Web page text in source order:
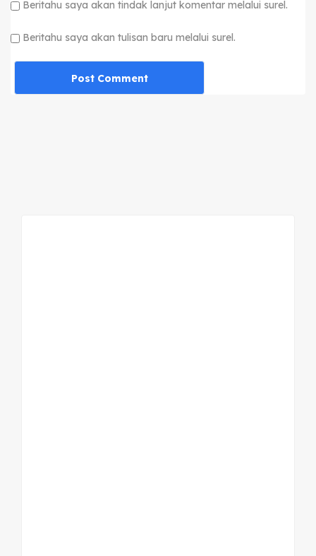
Beritahu saya akan tindak lanjut komentar melalui surel.
Beritahu saya akan tulisan baru melalui surel.